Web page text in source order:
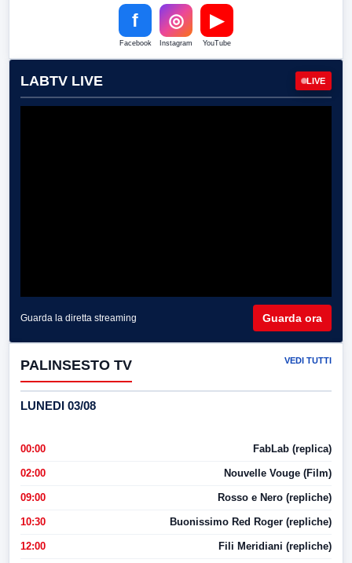
f
Facebook
◎
Instagram
▶
YouTube
LABTV LIVE LIVE
Guarda la diretta streaming Guarda ora
PALINSESTO TV VEDI TUTTI
LUNEDI 03/08
00:00 FabLab (replica)
02:00 Nouvelle Vouge (Film)
09:00 Rosso e Nero (repliche)
10:30 Buonissimo Red Roger (repliche)
12:00 Fili Meridiani (repliche)